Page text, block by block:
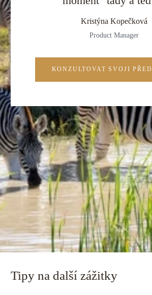
Kristýna Kopečková
Product Manager
KONZULTOVAT SVOJI
Tipy na další zážitky